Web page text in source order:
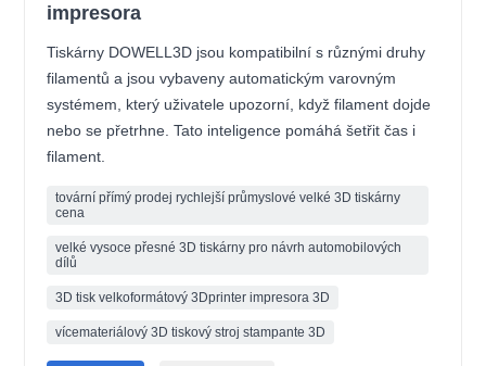
impresora
Tiskárny DOWELL3D jsou kompatibilní s různými druhy
filamentů a jsou vybaveny automatickým varovným
systémem, který uživatele upozorní, když filament dojde
nebo se přetrhne. Tato inteligence pomáhá šetřit čas i
filament.
tovární přímý prodej rychlejší průmyslové velké 3D tiskárny
cena
velké vysoce přesné 3D tiskárny pro návrh automobilových
dílů
3D tisk velkoformátový 3Dprinter impresora 3D
vícemateriálový 3D tiskový stroj stampante 3D